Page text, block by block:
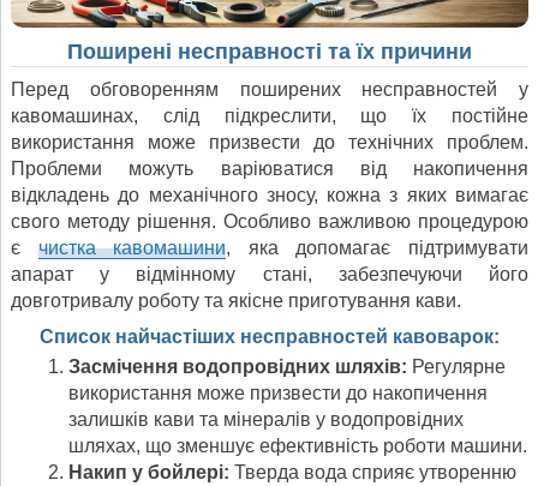
Поширені несправності та їх причини
Перед обговоренням поширених несправностей у
кавомашинах, слід підкреслити, що їх постійне
використання може призвести до технічних проблем.
Проблеми можуть варіюватися від накопичення
відкладень до механічного зносу, кожна з яких вимагає
свого методу рішення. Особливо важливою процедурою
є чистка кавомашини, яка допомагає підтримувати
апарат у відмінному стані, забезпечуючи його
довготривалу роботу та якісне приготування кави.
Список найчастіших несправностей кавоварок:
Засмічення водопровідних шляхів: Регулярне
використання може призвести до накопичення
залишків кави та мінералів у водопровідних
шляхах, що зменшує ефективність роботи машини.
Накип у бойлері: Тверда вода сприяє утворенню